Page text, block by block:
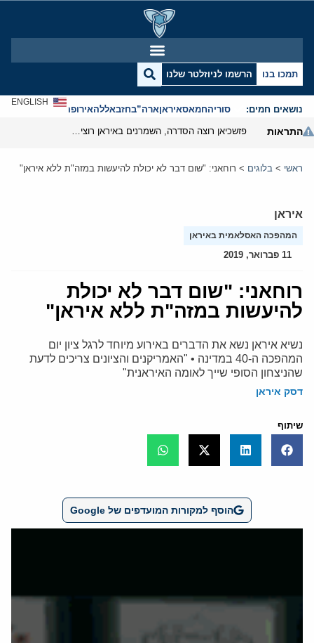
תמכו בנו הרשמו לניוזלטר שלנו
נושאים חמים: סוריהחמאסאיראןארה”בחזבאללהאירופהאנטישמיות
ENGLISH
התראות
ראשי > בלוגים > רוחאני: "שום דבר לא יכולת להיעשות במזה"ת ללא איראן"
איראן
המהפכה האסלאמית באיראן
11 פברואר, 2019
רוחאני: "שום דבר לא יכולת
להיעשות במזה"ת ללא איראן"
נשיא איראן נשא את הדברים באירוע מיוחד לרגל ציון יום
המהפכה ה-40 במדינה • "האמריקנים והציונים צריכים לדעת
שהניצחון הסופי שייך לאומה האיראנית"
דסק איראן
שיתוף
הוסף למקורות המועדפים של Google